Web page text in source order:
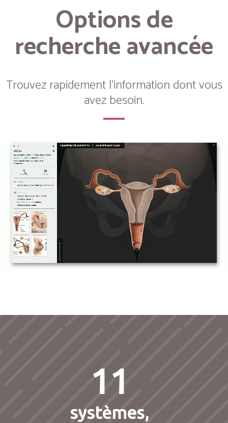
Options de
recherche avancée
Trouvez rapidement l'information dont vous
avez besoin.
11
systèmes,